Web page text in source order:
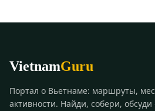
VietnamGuru
Портал о Вьетнаме: маршруты,
активности. Найди, собери, обсуди